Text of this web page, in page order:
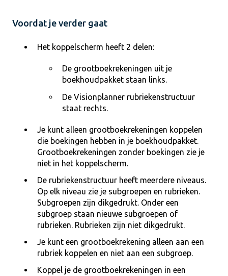
Voordat je verder gaat
Het koppelscherm heeft 2 delen:
De grootboekrekeningen uit je
boekhoudpakket staan links.
De Visionplanner rubriekenstructuur
staat rechts.
Je kunt alleen grootboekrekeningen koppelen
die boekingen hebben in je boekhoudpakket.
Grootboekrekeningen zonder boekingen zie je
niet in het koppelscherm.
De rubriekenstructuur heeft meerdere niveaus.
Op elk niveau zie je subgroepen en rubrieken.
Subgroepen zijn dikgedrukt. Onder een
subgroep staan nieuwe subgroepen of
rubrieken. Rubrieken zijn niet dikgedrukt.
Je kunt een grootboekrekening alleen aan een
rubriek koppelen en niet aan een subgroep.
Koppel je de grootboekrekeningen in een